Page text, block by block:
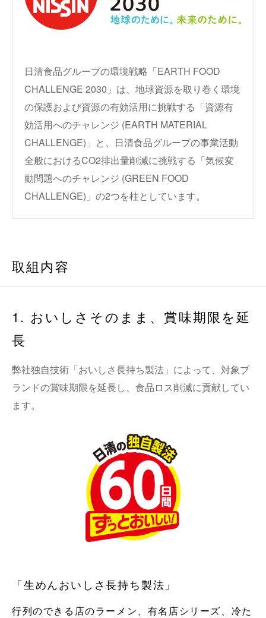
日清食品グループの環境戦略「EARTH FOOD
CHALLENGE 2030」は、地球資源を取り巻く環境
の保護および資源の有効活用に挑戦する「資源有
効活用へのチャレンジ (EARTH MATERIAL
CHALLENGE)」と、日清食品グループの事業活動
全般におけるCO2排出量削減に挑戦する「気候変
動問題へのチャレンジ (GREEN FOOD
CHALLENGE)」の2つを柱としています。
取組内容
1. おいしさそのまま、賞味期限を延
長
弊社独自技術「おいしさ長持ち製法」によって、対象ブ
ランドの賞味期限を延長し、食品ロス削減に貢献してい
ます。
「生めんおいしさ長持ち製法」
行列のできる店のラーメン、有名店シリーズ、冷た